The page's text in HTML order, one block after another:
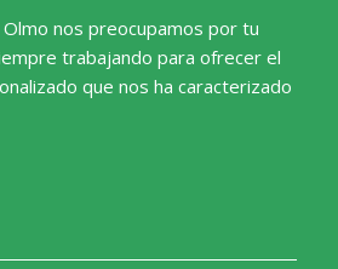
Olmo nos preocupamos por tu
trabajando para ofrecer el
que nos ha caracterizado